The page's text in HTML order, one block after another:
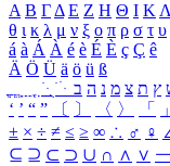
Α Β ΓΔ Ε Ζ Η Θ Ι Κ
θ ι κ λ μ ν ξ ο π ρ σ τ υ
á à Á À é è É È ç Ç ê
Ä Ö Ü ä ö ü ß
ִֶֹ ֻּ ׁׂ ץ ת צ מ נ ה ב
‘ ’ “ ” 〔 〕 〈 〉 「 」
± × ÷ ≠ ≤ ≥ ∞ ∴ ♂ ♀
⊆ ⊇ ⊂ ⊃ ∪ ∩ ∧ ∨ ￢